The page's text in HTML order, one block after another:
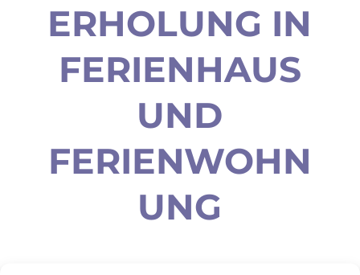
RHOLUNG IN F
ERIENHAUS U
ND F
ERIENWOHNU
NG